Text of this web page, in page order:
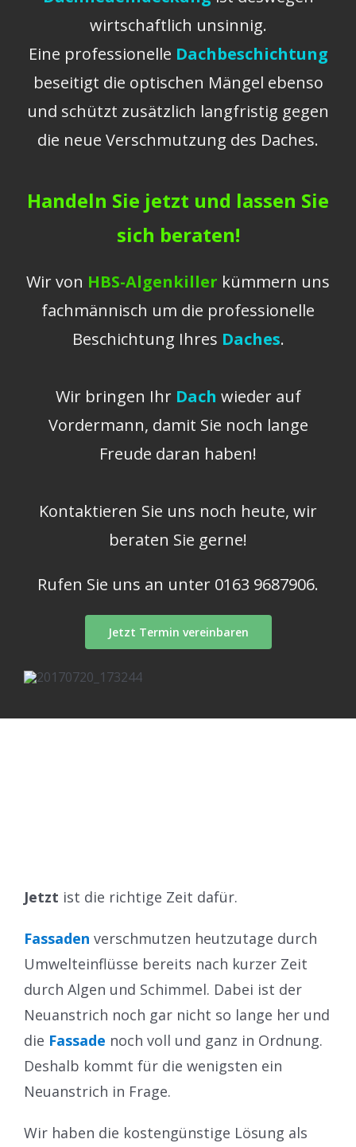
wirtschaftlich unsinnig.
Eine professionelle Dachbeschichtung
beseitigt die optischen Mängel ebenso
und schützt zusätzlich langfristig gegen
die neue Verschmutzung des Daches.
Handeln Sie jetzt und lassen Sie
sich beraten!
Wir von HBS-Algenkiller kümmern uns
fachmännisch um die professionelle
Beschichtung Ihres Daches.
Wir bringen Ihr Dach wieder auf
Vordermann, damit Sie noch lange
Freude daran haben!
Kontaktieren Sie uns noch heute, wir
beraten Sie gerne!
Rufen Sie uns an unter 0163 9687906.
Jetzt Termin vereinbaren
Jetzt ist die richtige Zeit dafür.
Fassaden verschmutzen heutzutage durch
Umwelteinflüsse bereits nach kurzer Zeit
durch Algen und Schimmel. Dabei ist der
Neuanstrich noch gar nicht so lange her und
die Fassade noch voll und ganz in Ordnung.
Deshalb kommt für die wenigsten ein
Neuanstrich in Frage.
Wir haben die kostengünstige Lösung als